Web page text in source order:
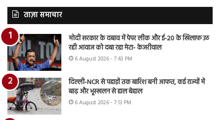
ताज़ा समाचार
मोदी सरकार के दबाव में पेपर लीक और ई-20 के खिलाफ उठ
रही आवाज को दबा रहा मेटा- केजरीवाल
6 August 2026 - 7:43 PM
दिल्ली-NCR से पहाड़ों तक बारिश बनी आफत, कई राज्यों में
बाढ़ और भूस्खलन से हाल बेहाल
6 August 2026 - 7:13 PM